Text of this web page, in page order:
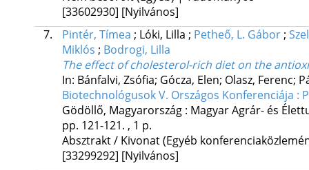
[33602930] [Nyilvános]
7.
Pintér, Tímea ; Lóki, Lilla ; Petheő, L. Gábor;
Miklós ; Bodrogi, Lilla
The effect of cholesterol-rich diet on the
In: Bánfalvi, Zsófia; Gócza, Elen; Olasz, Ferenc;
Biotechnológusok V. Országos Konferenciája :
Gödöllő, Magyarország : Magyar Agrár- és
pp. 121-121. , 1 p.
Absztrakt / Kivonat (Egyéb
[33299292] [Nyilvános]